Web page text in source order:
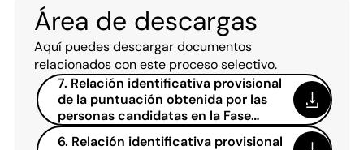
Área de descargas
Aquí puedes descargar documentos
relacionados con este proceso selectivo.
7. Relación identificativa provisional
de la puntuación obtenida por las
personas candidatas en la Fase
Oposición
6. Relación identificativa provisional